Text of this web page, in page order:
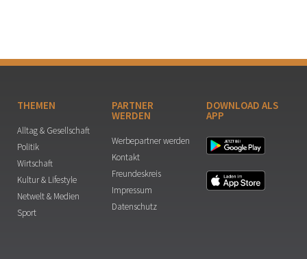
THEMEN
Alltag & Gesellschaft
Politik
Wirtschaft
Kultur & Lifestyle
Netwelt & Medien
Sport
PARTNER
WERDEN
Werbepartner werden
Kontakt
Freundeskreis
Impressum
Datenschutz
DOWNLOAD ALS
APP